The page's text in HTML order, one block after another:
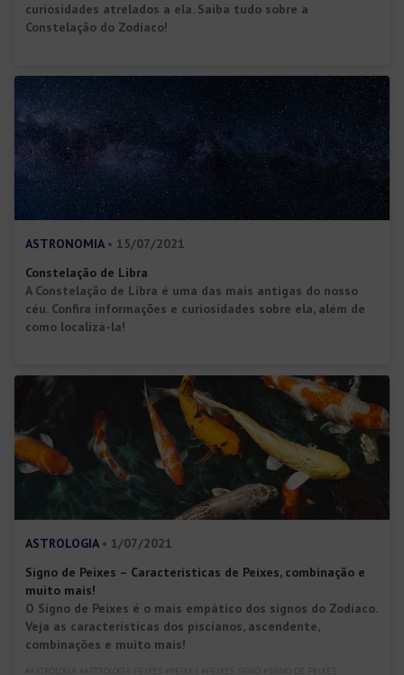
curiosidades atrelados a ela. Saiba tudo sobre a
Constelação do Zodíaco!
ASTRONOMIA • 15/07/2021
Constelação de Libra
A Constelação de Libra é uma das mais antigas do nosso
céu. Confira informações e curiosidades sobre ela, além de
como localizá-la!
ASTROLOGIA • 1/07/2021
Signo de Peixes – Características de Peixes, combinação e
muito mais!
O Signo de Peixes é o mais empático dos signos do Zodíaco.
Veja as características dos piscianos, ascendente,
combinações e muito mais!